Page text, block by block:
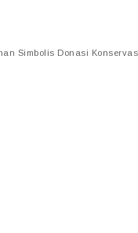
Simbolis Donasi